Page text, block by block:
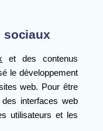
sociaux
et des contenus
le développement
web. Pour être
interfaces web
utilisateurs et les